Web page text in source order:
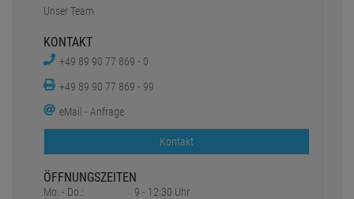
Unser Team
KONTAKT
+49 89 90 77 869 - 0
+49 89 90 77 869 - 99
eMail - Anfrage
Kontakt
ÖFFNUNGSZEITEN
Mo. - Do.:
9 - 12:30 Uhr